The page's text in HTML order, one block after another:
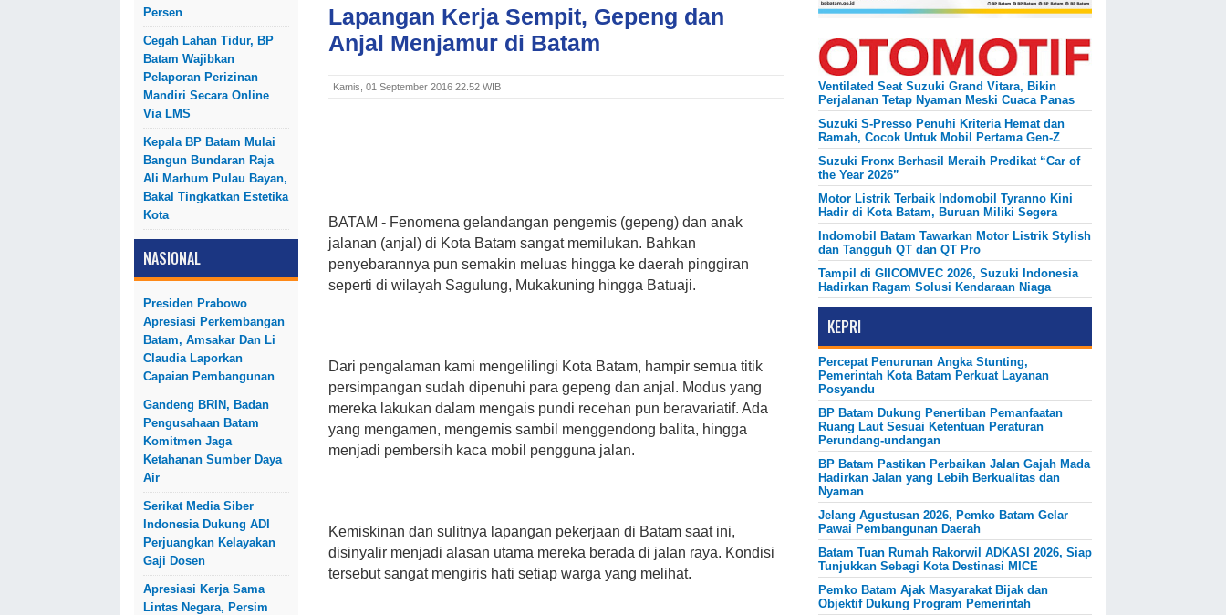
Persen
Cegah Lahan Tidur, BP
Batam Wajibkan
Pelaporan Perizinan
Mandiri Secara Online
Via LMS
Kepala BP Batam Mulai
Bangun Bundaran Raja
Ali Marhum Pulau Bayan,
Bakal Tingkatkan Estetika
Kota
NASIONAL
Presiden Prabowo
Apresiasi Perkembangan
Batam, Amsakar Dan Li
Claudia Laporkan
Capaian Pembangunan
Gandeng BRIN, Badan
Pengusahaan Batam
Komitmen Jaga
Ketahanan Sumber Daya
Air
Serikat Media Siber
Indonesia Dukung ADI
Perjuangkan Kelayakan
Gaji Dosen
Apresiasi Kerja Sama
Lintas Negara, Persim
Lapangan Kerja Sempit, Gepeng dan
Anjal Menjamur di Batam
Kamis, 01 September 2016 22.52 WIB
BATAM - Fenomena gelandangan pengemis (gepeng) dan anak
jalanan (anjal) di Kota Batam sangat memilukan. Bahkan
penyebarannya pun semakin meluas hingga ke daerah pinggiran
seperti di wilayah Sagulung, Mukakuning hingga Batuaji.
Dari pengalaman kami mengelilingi Kota Batam, hampir semua titik
persimpangan sudah dipenuhi para gepeng dan anjal. Modus yang
mereka lakukan dalam mengais pundi recehan pun beravariatif. Ada
yang mengamen, mengemis sambil menggendong balita, hingga
menjadi pembersih kaca mobil pengguna jalan.
Kemiskinan dan sulitnya lapangan pekerjaan di Batam saat ini,
disinyalir menjadi alasan utama mereka berada di jalan raya. Kondisi
tersebut sangat mengiris hati setiap warga yang melihat.
Ventilated Seat Suzuki Grand Vitara, Bikin
Perjalanan Tetap Nyaman Meski Cuaca Panas
Suzuki S-Presso Penuhi Kriteria Hemat dan
Ramah, Cocok Untuk Mobil Pertama Gen-Z
Suzuki Fronx Berhasil Meraih Predikat “Car of
the Year 2026”
Motor Listrik Terbaik Indomobil Tyranno Kini
Hadir di Kota Batam, Buruan Miliki Segera
Indomobil Batam Tawarkan Motor Listrik Stylish
dan Tangguh QT dan QT Pro
Tampil di GIICOMVEC 2026, Suzuki Indonesia
Hadirkan Ragam Solusi Kendaraan Niaga
KEPRI
Percepat Penurunan Angka Stunting,
Pemerintah Kota Batam Perkuat Layanan
Posyandu
BP Batam Dukung Penertiban Pemanfaatan
Ruang Laut Sesuai Ketentuan Peraturan
Perundang-undangan
BP Batam Pastikan Perbaikan Jalan Gajah Mada
Hadirkan Jalan yang Lebih Berkualitas dan
Nyaman
Jelang Agustusan 2026, Pemko Batam Gelar
Pawai Pembangunan Daerah
Batam Tuan Rumah Rakorwil ADKASI 2026, Siap
Tunjukkan Sebagi Kota Destinasi MICE
Pemko Batam Ajak Masyarakat Bijak dan
Objektif Dukung Program Pemerintah